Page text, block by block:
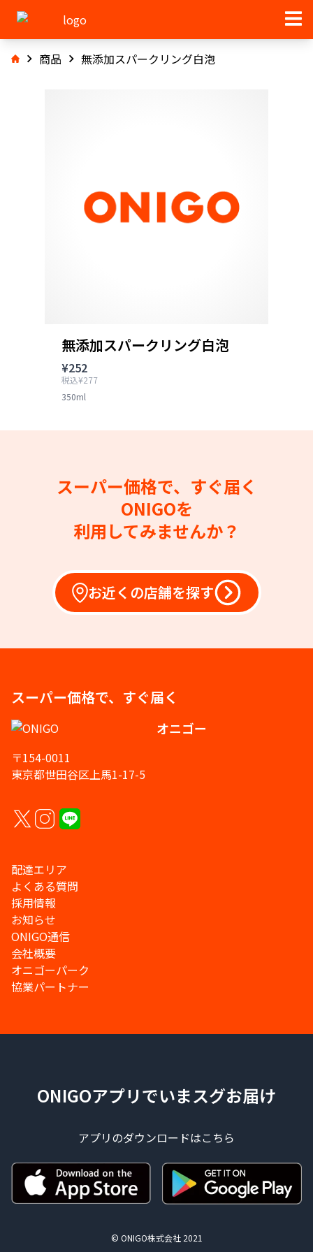
商品 無添加スパークリング白泡
無添加スパークリング白泡
¥252
税込¥277
350ml
スーパー価格で、すぐ届く
ONIGOを
利用してみませんか？
お近くの店舗を探す
スーパー価格で、すぐ届く
オニゴー
〒154-0011
東京都世田谷区上馬1-17-5
配達エリア
よくある質問
採用情報
お知らせ
ONIGO通信
会社概要
オニゴーパーク
協業パートナー
ONIGOアプリでいまスグお届け
アプリのダウンロードはこちら
© ONIGO株式会社 2021